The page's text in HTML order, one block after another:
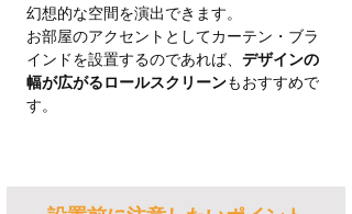
幻想的な空間を演出できます。
お部屋のアクセントとしてカーテン・ブラ
インドを設置するのであれば、 デザインの
幅が広がるロールスクリーンもおすすめで
す。